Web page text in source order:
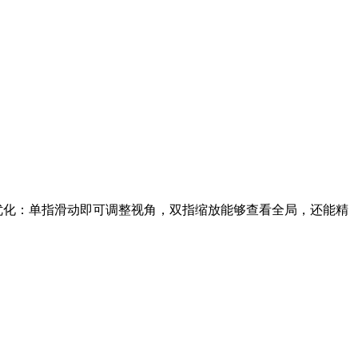
：单指滑动即可调整视角，双指缩放能够查看全局，还能精